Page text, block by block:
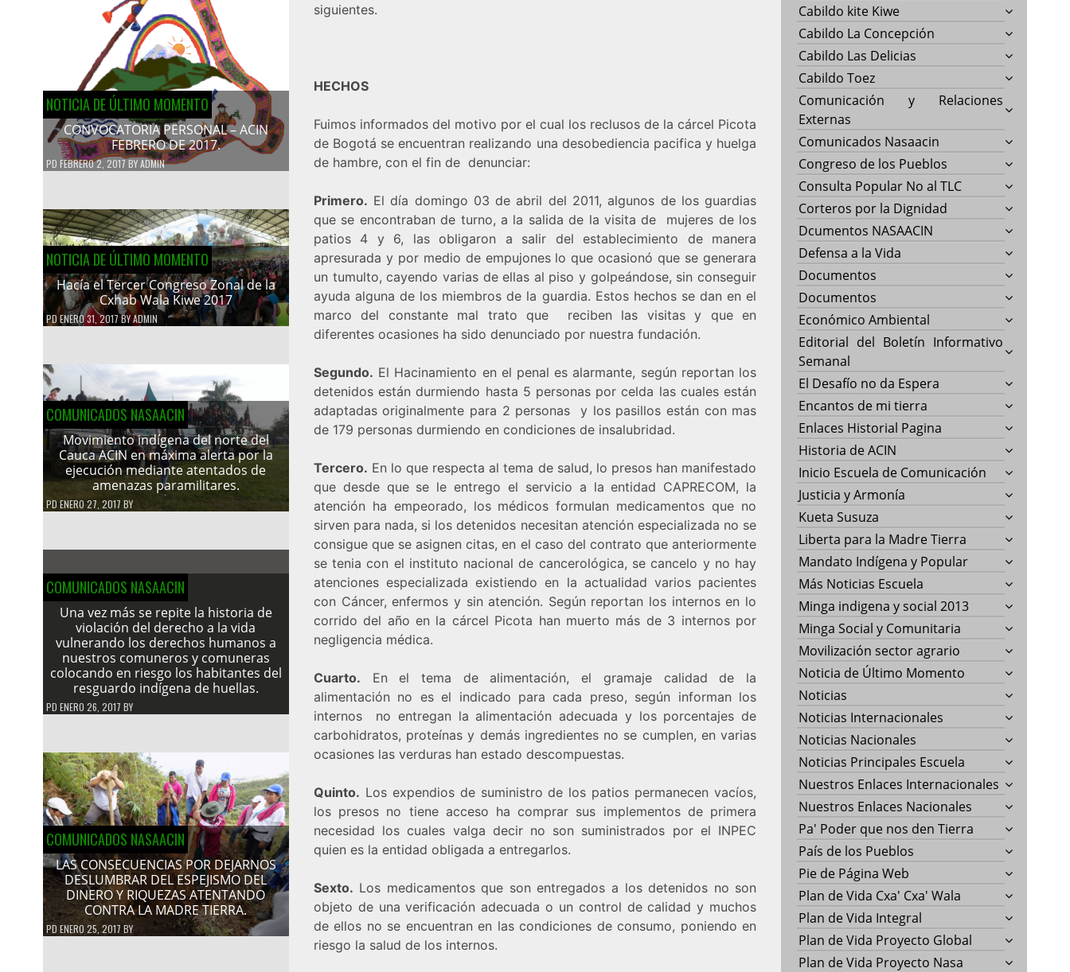
NOTICIA DE ÚLTIMO MOMENTO
CONVOCATORIA PERSONAL – ACIN
FEBRERO DE 2017.
PD FEBRERO 2, 2017BYADMIN
NOTICIA DE ÚLTIMO MOMENTO
Hacía el Tercer Congreso Zonal de la
Cxhab Wala Kiwe 2017
PDENERO 31, 2017BYADMIN
COMUNICADOS NASAACIN
Movimiento indígena del norte del
Cauca ACIN en máxima alerta por la
ejecución mediante atentados de
amenazas paramilitares.
PD ENERO 27, 2017 BY
COMUNICADOS NASAACIN
Una vez más se repite la historia de
violación del derecho a la vida
vulnerando los derechos humanos a
nuestros comuneros y comuneras
colocando en riesgo los habitantes del
resguardo indígena de huellas.
PD ENERO 26, 2017 BY
COMUNICADOS NASAACIN
LAS CONSECUENCIAS POR DEJARNOS
DESLUMBRAR DEL ESPEJISMO DEL
DINERO Y RIQUEZAS ATENTANDO
CONTRA LA MADRE TIERRA.
PDENERO 25, 2017 BY
siguientes.
HECHOS
Fuimos informados del motivo por el cual los reclusos de la cárcel Picota
de Bogotá se encuentran realizando una desobediencia pacifica y huelga
de hambre, con el fin de denunciar:
Primero. El día domingo 03 de abril del 2011, algunos de los guardias
que se encontraban de turno, a la salida de la visita de mujeres de los
patios 4 y 6, las obligaron a salir del establecimiento de manera
apresurada y por medio de empujones lo que ocasionó que se generara
un tumulto, cayendo varias de ellas al piso y golpeándose, sin conseguir
ayuda alguna de los miembros de la guardia. Estos hechos se dan en el
marco del constante mal trato que reciben las visitas y que en
diferentes ocasiones ha sido denunciado por nuestra fundación.
Segundo. El Hacinamiento en el penal es alarmante, según reportan los
detenidos están durmiendo hasta 5 personas por celda las cuales están
adaptadas originalmente para 2 personas y los pasillos están con mas
de 179 personas durmiendo en condiciones de insalubridad.
Tercero. En lo que respecta al tema de salud, lo presos han manifestado
que desde que se le entrego el servicio a la entidad CAPRECOM, la
atención ha empeorado, los médicos formulan medicamentos que no
sirven para nada, si los detenidos necesitan atención especializada no se
consigue que se asignen citas, en el caso del contrato que anteriormente
se tenia con el instituto nacional de cancerológica, se cancelo y no hay
atenciones especializada existiendo en la actualidad varios pacientes
con Cáncer, enfermos y sin atención. Según reportan los internos en lo
corrido del año en la cárcel Picota han muerto más de 3 internos por
negligencia médica.
Cuarto. En el tema de alimentación, el gramaje calidad de la
alimentación no es el indicado para cada preso, según informan los
internos no entregan la alimentación adecuada y los porcentajes de
carbohidratos, proteínas y demás ingredientes no se cumplen, en varias
ocasiones las verduras han estado descompuestas.
Quinto. Los expendios de suministro de los patios permanecen vacíos,
los presos no tiene acceso ha comprar sus implementos de primera
necesidad los cuales valga decir no son suministrados por el INPEC
quien es la entidad obligada a entregarlos.
Sexto. Los medicamentos que son entregados a los detenidos no son
objeto de una verificación adecuada o un control de calidad y muchos
de ellos no se encuentran en las condiciones de consumo, poniendo en
riesgo la salud de los internos.
Cabildo kite Kiwe
Cabildo La Concepción
Cabildo Las Delicias
Cabildo Toez
Comunicación y Relaciones
Externas
Comunicados Nasaacin
Congreso de los Pueblos
Consulta Popular No al TLC
Corteros por la Dignidad
Dcumentos NASAACIN
Defensa a la Vida
Documentos
Documentos
Económico Ambiental
Editorial del Boletín Informativo
Semanal
El Desafío no da Espera
Encantos de mi tierra
Enlaces Historial Pagina
Historia de ACIN
Inicio Escuela de Comunicación
Justicia y Armonía
Kueta Susuza
Liberta para la Madre Tierra
Mandato Indígena y Popular
Más Noticias Escuela
Minga indigena y social 2013
Minga Social y Comunitaria
Movilización sector agrario
Noticia de Último Momento
Noticias
Noticias Internacionales
Noticias Nacionales
Noticias Principales Escuela
Nuestros Enlaces Internacionales
Nuestros Enlaces Nacionales
Pa' Poder que nos den Tierra
País de los Pueblos
Pie de Página Web
Plan de Vida Cxa' Cxa' Wala
Plan de Vida Integral
Plan de Vida Proyecto Global
Plan de Vida Proyecto Nasa